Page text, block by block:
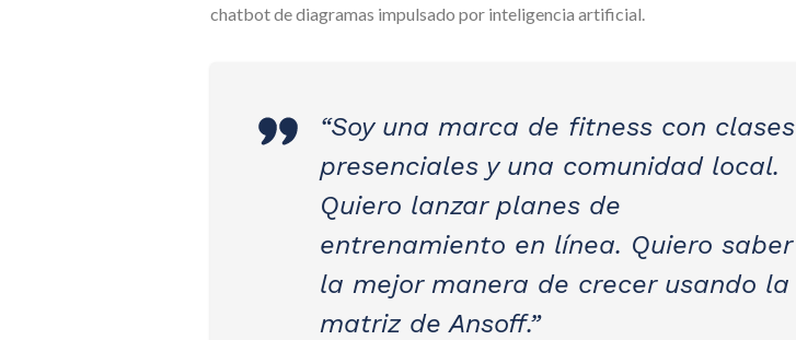
chatbot de diagramas impulsado por inteligencia artificial.
“Soy una marca de fitness con clases
presenciales y una comunidad local.
Quiero lanzar planes de
entrenamiento en línea. Quiero saber
la mejor manera de crecer usando la
matriz de Ansoff.”